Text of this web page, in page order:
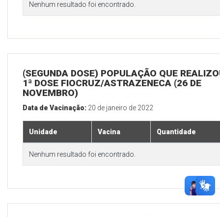
Nenhum resultado foi encontrado.
(SEGUNDA DOSE) POPULAÇÃO QUE
1ª DOSE FIOCRUZ/ASTRAZENECA (26 DE
NOVEMBRO)
Data de Vacinação: 20 de janeiro de 2022
Unidade Vacina Quantidade
Nenhum resultado foi encontrado.